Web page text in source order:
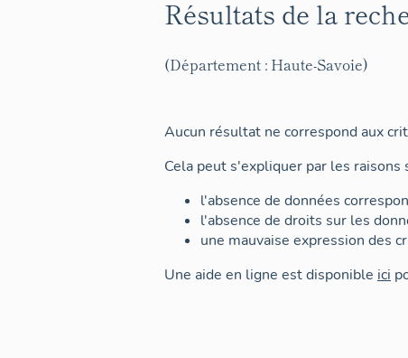
Résultats de la
(Département : Haute-Savoie)
Aucun résultat ne correspond aux
Cela peut s'expliquer par les raisons
l'absence de données
l'absence de droits sur les
une mauvaise expression des
Une aide en ligne est disponible ici